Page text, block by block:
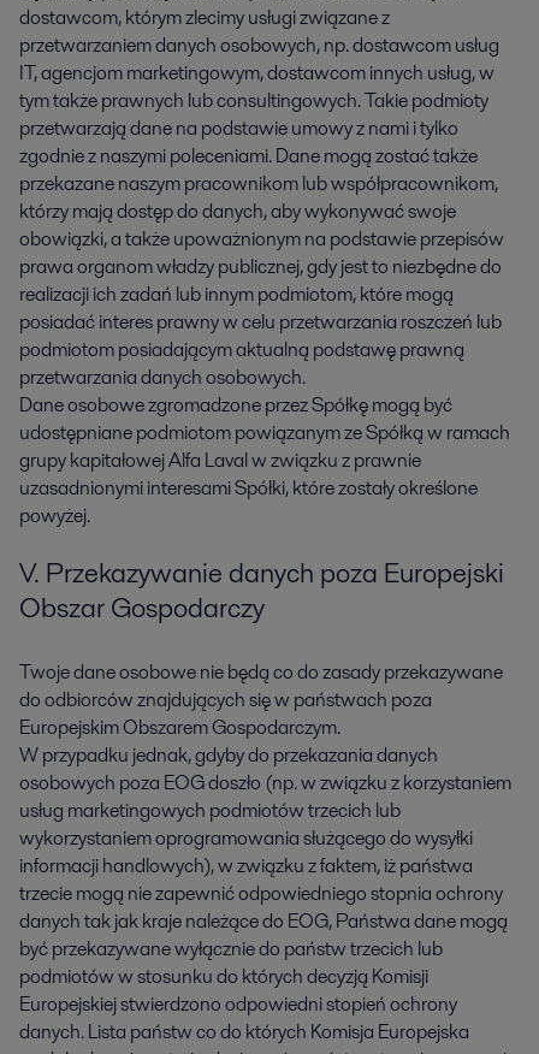
dostawcom, którym zlecimy usługi związane z
przetwarzaniem danych osobowych, np. dostawcom usług
IT, agencjom marketingowym, dostawcom innych usług, w
tym także prawnych lub consultingowych. Takie podmioty
przetwarzają dane na podstawie umowy z nami i tylko
zgodnie z naszymi poleceniami. Dane mogą zostać także
przekazane naszym pracownikom lub współpracownikom,
którzy mają dostęp do danych, aby wykonywać swoje
obowiązki, a także upoważnionym na podstawie przepisów
prawa organom władzy publicznej, gdy jest to niezbędne do
realizacji ich zadań lub innym podmiotom, które mogą
posiadać interes prawny w celu przetwarzania roszczeń lub
podmiotom posiadającym aktualną podstawę prawną
przetwarzania danych osobowych.
Dane osobowe zgromadzone przez Spółkę mogą być
udostępniane podmiotom powiązanym ze Spółką w ramach
grupy kapitałowej Alfa Laval w związku z prawnie
uzasadnionymi interesami Spółki, które zostały określone
powyżej.
V. Przekazywanie danych poza Europejski
Obszar Gospodarczy
Twoje dane osobowe nie będą co do zasady przekazywane
do odbiorców znajdujących się w państwach poza
Europejskim Obszarem Gospodarczym.
W przypadku jednak, gdyby do przekazania danych
osobowych poza EOG doszło (np. w związku z korzystaniem
usług marketingowych podmiotów trzecich lub
wykorzystaniem oprogramowania służącego do wysyłki
informacji handlowych), w związku z faktem, iż państwa
trzecie mogą nie zapewnić odpowiedniego stopnia ochrony
danych tak jak kraje należące do EOG, Państwa dane mogą
być przekazywane wyłącznie do państw trzecich lub
podmiotów w stosunku do których decyzją Komisji
Europejskiej stwierdzono odpowiedni stopień ochrony
danych. Lista państw co do których Komisja Europejska